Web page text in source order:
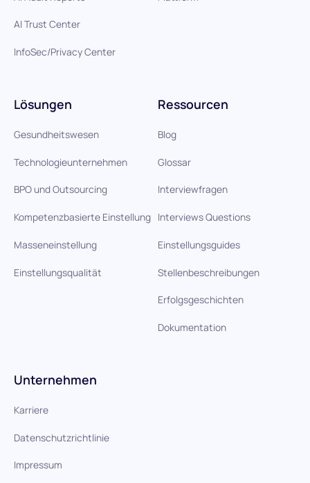
Lösungen
Gesundheitswesen
Technologieunternehmen
BPO und Outsourcing
Kompetenzbasierte Einstellung
Masseneinstellung
Einstellungsqualität
Ressourcen
Blog
Glossar
Interviewfragen
Interviews Questions
Einstellungsguides
Stellenbeschreibungen
Erfolgsgeschichten
Dokumentation
AI Trust Center
InfoSec/Privacy Center
Unternehmen
Karriere
Datenschutzrichtlinie
Impressum